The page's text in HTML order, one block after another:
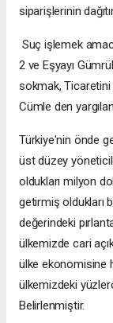
siparişlerinin
Suç işlemek
2 ve Eşyayı
sokmak, Ticaretini
Cümle den
Türkiye'nin önde
üst düzey
oldukları milyon
getirmiş oldukları
değerindeki
ülkemizde cari
ülke ekonomisine
ülkemizdeki
Belirlenmiştir.